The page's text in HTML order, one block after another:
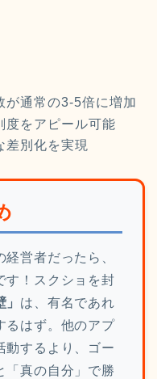
が通常の3-5倍に増加
度をアピール可能
差別化を実現
営者だったら、
す！スクショを封
は、有名であれ
るはず。他のアプ
動するより、ゴー
「真の自分」で勝